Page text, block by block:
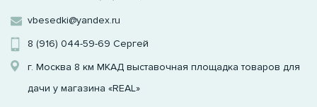
vbesedki@yandex.ru
8 (916) 044-59-69 Сергей
г. Москва 8 км МКАД выставочная площадка товаров для
дачи у магазина «REAL»